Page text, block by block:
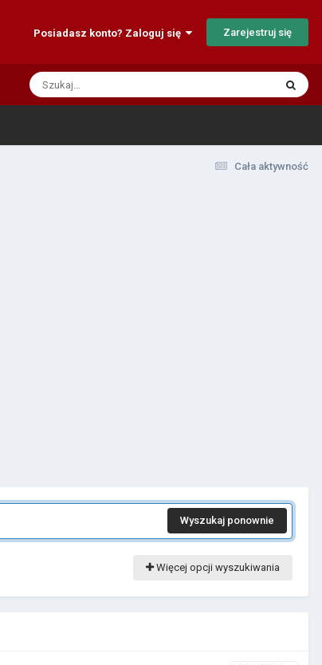
Posiadasz konto? Zaloguj się Zarejestruj się
Cała aktywność
Wyszukaj ponownie
Więcej opcji wyszukiwania